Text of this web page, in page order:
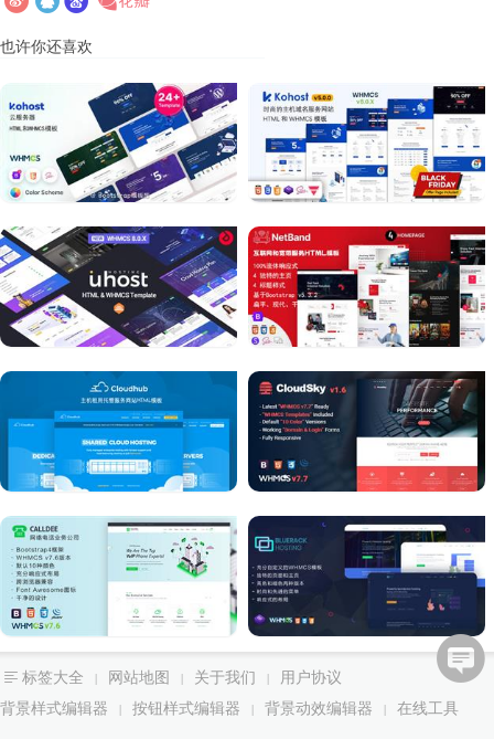
也许你还喜欢
标签大全 网站地图 关于我们
用户协议
背景样式编辑器
按钮样式编辑器 背景动效编辑器 在线工具